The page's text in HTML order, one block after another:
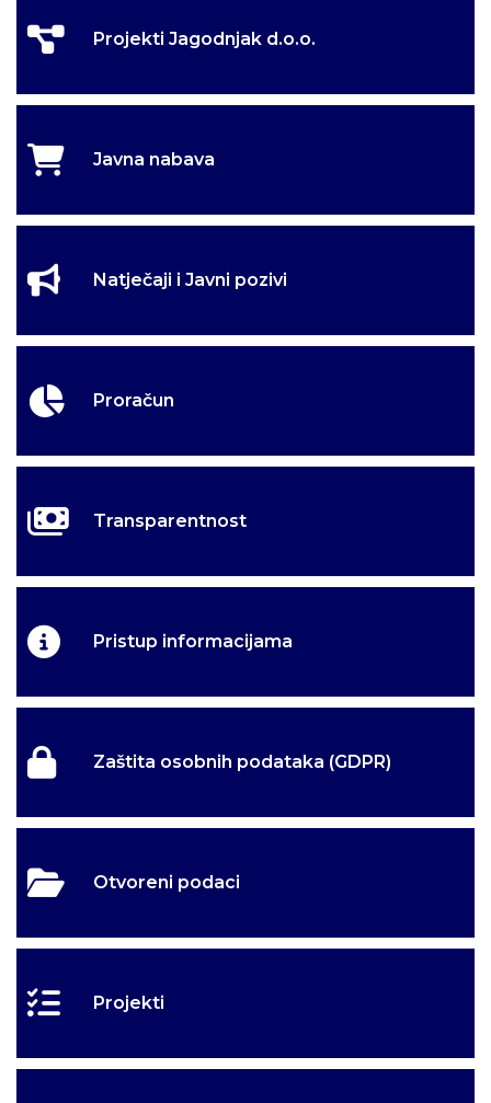
Projekti Jagodnjak d.o.o.
Javna nabava
Natječaji i Javni pozivi
Proračun
Transparentnost
Pristup informacijama
Zaštita osobnih podataka (GDPR)
Otvoreni podaci
Projekti